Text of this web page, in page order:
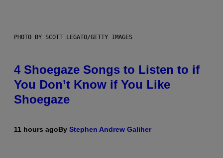
PHOTO BY SCOTT LEGATO/GETTY IMAGES
4 Shoegaze Songs to Listen to if
You Don’t Know if You Like
Shoegaze
11 hours agoBy Stephen Andrew Galiher